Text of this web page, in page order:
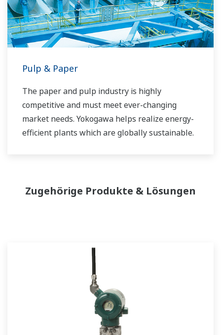
Pulp & Paper
The paper and pulp industry is highly
competitive and must meet ever-changing
market needs. Yokogawa helps realize energy-
efficient plants which are globally sustainable.
Zugehörige Produkte & Lösungen